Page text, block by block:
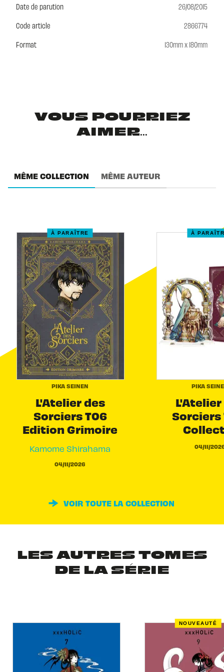
Date de parution
26/08/2015
Code article
2866774
Format
130mm x 180mm
VOUS POURRIEZ
AIMER...
MÊME COLLECTION MÊME AUTEUR
À PARAÎTRE
PIKA SEINEN
L'Atelier des
Sorciers T06
Edition Grimoire
Kamome Shirahama
04/11/2026
À
PIKA
L'Atelier
Sorciers
04/11/
VOIR TOUTE LA COLLECTION
LES AUTRES TOMES
DE LA SÉRIE
NOUVEAUTÉ